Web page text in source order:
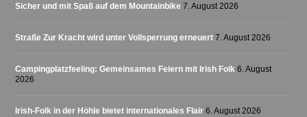
Sicher und mit Spaß auf dem Mountainbike 7. August 2026
Straße Zur Kracht wird unter Vollsperrung erneuert 7. August 2026
Campingplatzfeeling: Gemeinsames Feiern mit Irish Folk 6. August
2026
Irish-Folk in der Höhle bietet internationales Flair 6. August 2026